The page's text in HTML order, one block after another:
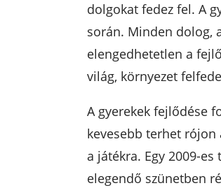
dolgokat fedez fel. A
során. Minden dolog,
elengedhetetlen a
világ, környezet
A gyerekek fejlődése
kevesebb terhet rójon
a játékra. Egy 2009-
elegendő szünetben